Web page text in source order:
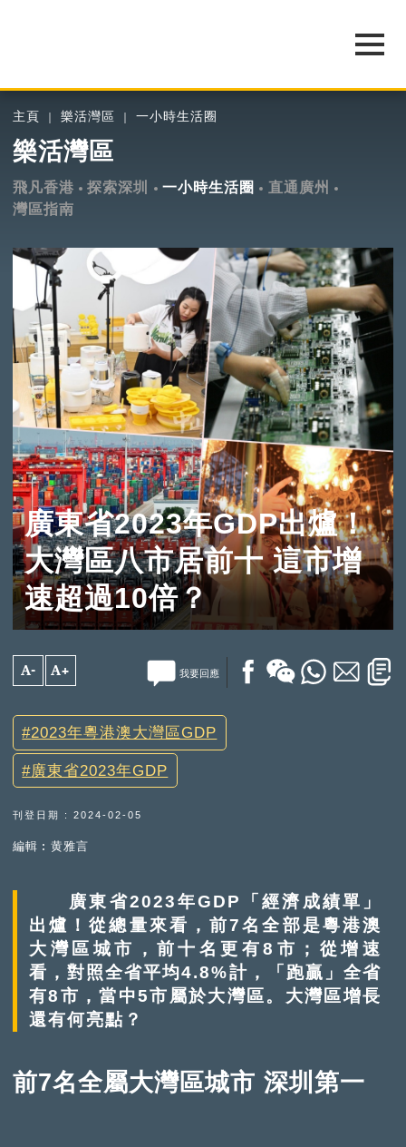
主頁 樂活灣區 一小時生活圈
樂活灣區
飛凡香港 探索深圳 一小時生活圈
直通廣州
灣區指南
廣東省2023年GDP出爐！
大灣區八市居前十 這市增
速超過10倍？
A- A+ 我要回應
2023年粵港澳大灣區GDP
廣東省2023年GDP
刊登日期 : 2024-02-05
編輯︰黄雅言
廣東省2023年GDP「經濟成績單」
出爐！從總量來看，前7名全部是粵港澳
大灣區城市，前十名更有8市；從增速
看，對照全省平均4.8%計，「跑贏」全省
有8市，當中5市屬於大灣區。大灣區增長
還有何亮點？
前7名全屬大灣區城市 深圳第一